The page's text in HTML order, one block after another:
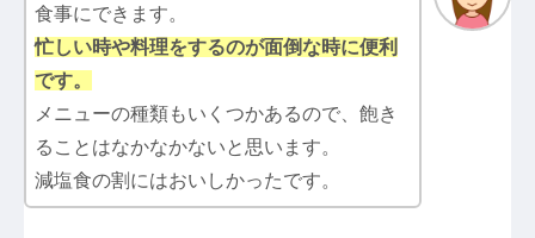
食事にできます。
忙しい時や料理をするのが面倒な時に便利
です。
メニューの種類もいくつかあるので、飽き
ることはなかなかないと思います。
減塩食の割にはおいしかったです。